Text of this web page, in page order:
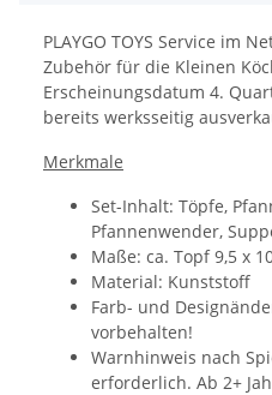
PLAYGO TOYS Service im
Zubehör für die Kleinen
Erscheinungsdatum 4.
bereits werksseitig
Merkmale
Set-Inhalt: Töpfe,
Pfannenwender,
Maße: ca. Topf 9,5 x
Material: Kunststoff
Farb- und
vorbehalten!
Warnhinweis nach
erforderlich. Ab 2+